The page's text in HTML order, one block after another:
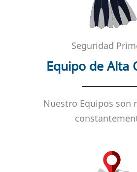
Seguridad
Equipo de Alta
Nuestro Equipos son